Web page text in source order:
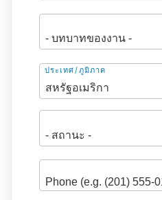
ที่
อยู่
ประเทศ/ภูมิภาค